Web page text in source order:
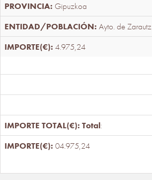
Gipuzkoa
Ayto. de Zarautz
4.975,24
Total:
04.975,24